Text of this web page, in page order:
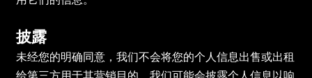
披露
未经您的明确同意，我们不会将您的个人信息出售或出租
给第三方用于其营销目的。我们可能会披露个人信息以响